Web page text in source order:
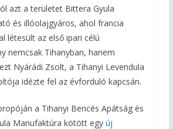
azt a területet Bittera Gyula
és illóolajgyáros, ahol francia
létesült az első ipari célú
nemcsak Tihanyban, hanem
Nyárádi Zsolt, a Tihanyi Levendula
idézte fel az évforduló kapcsán.
a Tihanyi Bencés Apátság és
Manufaktúra kötött egy új